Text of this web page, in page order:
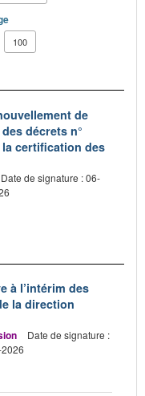
100
de
décrets n°
la certification des
Date de signature : 06-
à l’intérim des
la direction
Date de signature :